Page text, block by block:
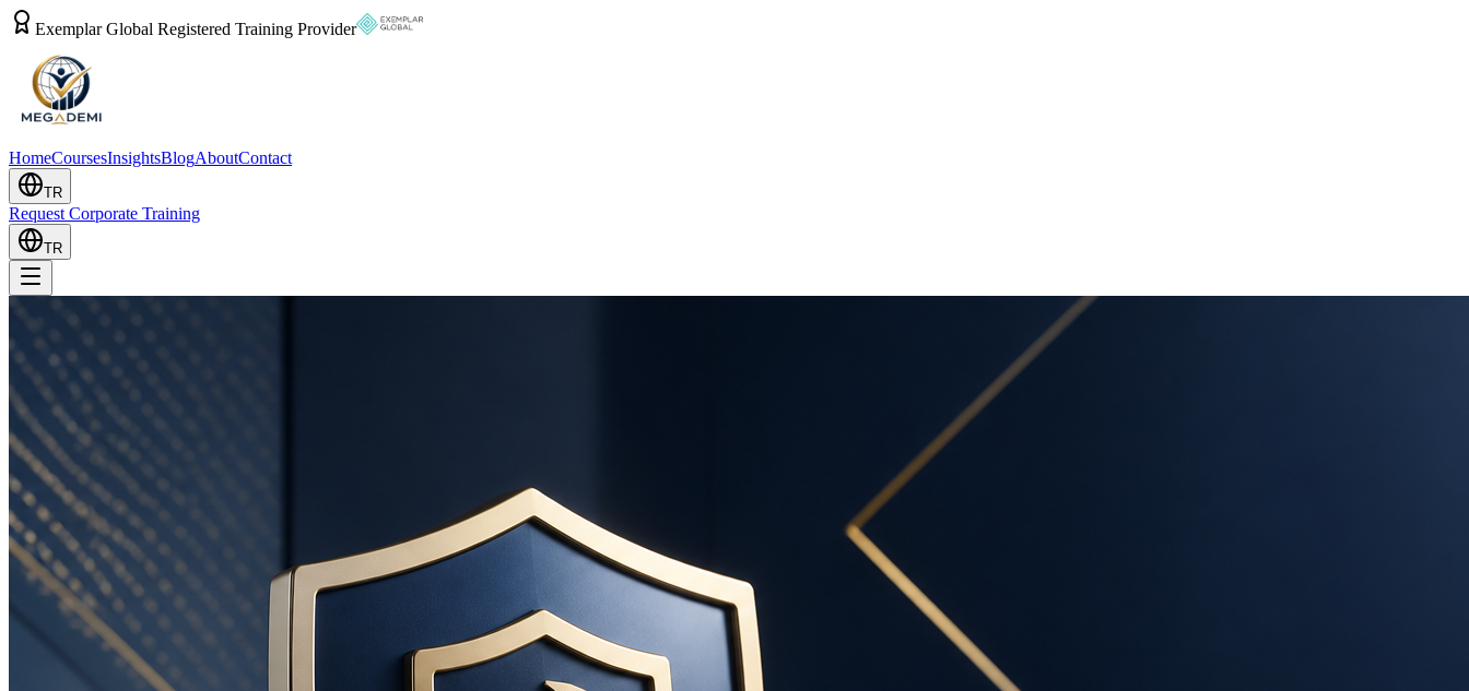
Exemplar Global Registered Training Provider
HomeCoursesInsightsBlogAboutContact
TR
Request Corporate Training
TR